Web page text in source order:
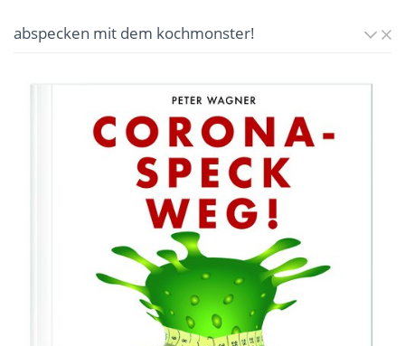
abspecken mit dem kochmonster!